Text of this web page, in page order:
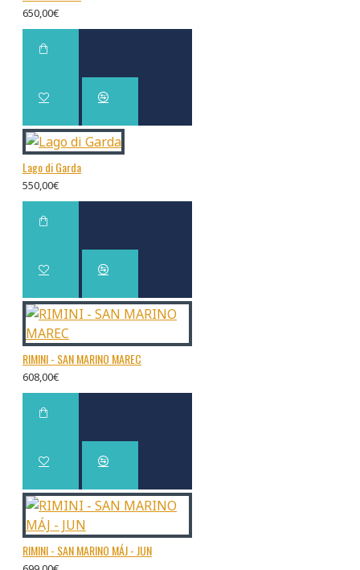
650,00€
Lago di Garda
550,00€
RIMINI - SAN MARINO MAREC
608,00€
RIMINI - SAN MARINO MÁJ - JUN